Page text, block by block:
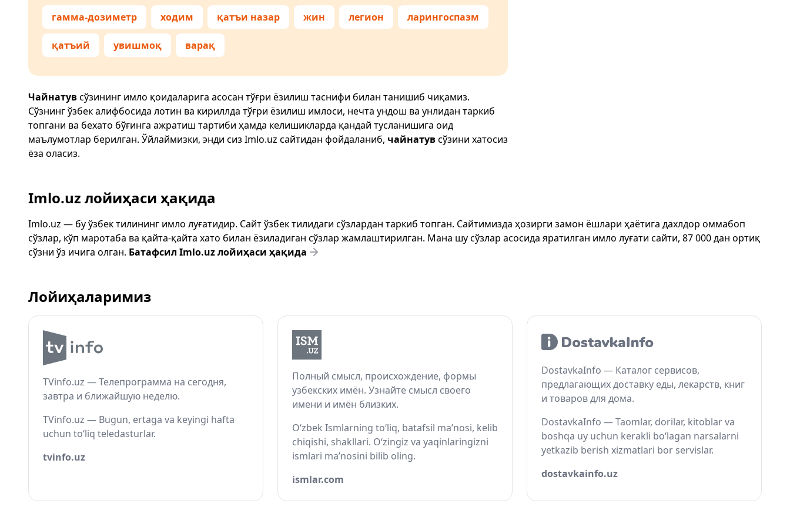
гамма-дозиметр ходим қатъи назар жин легион ларингоспазм
қатъий увишмоқ варақ
Чайнатувсўзининг имло қоидаларига асосан тўғри ёзилиш таснифи билан танишиб чиқамиз.
Сўзнинг ўзбек алифбосида лотин ва кириллда тўғри ёзилиш имлоси, нечта ундош ва унлидан таркиб
топгани ва бехато бўғинга ажратиш тартиби ҳамда келишикларда қандай тусланишига оид
маълумотлар берилган. Ўйлаймизки, энди сиз Imlo.uz сайтидан фойдаланиб, чайнатувсўзини хатосиз
ёза оласиз.
Imlo.uz лойиҳаси ҳақида
Imlo.uz — бу ўзбек тилининг имло луғатидир. Сайт ўзбек тилидаги сўзлардан таркиб топган. Сайтимизда ҳозирги замон ёшлари ҳаётига дахлдор оммабоп
сўзлар, кўп маротаба ва қайта-қайта хато билан ёзиладиган сўзлар жамлаштирилган. Мана шу сўзлар асосида яратилган имло луғати сайти, 87 000 дан ортиқ
сўзни ўз ичига олган. Батафсил Imlo.uz лойиҳаси ҳақида
Лойиҳаларимиз
TVinfo.uz — Телепрограмма на сегодня,
завтра и ближайшую неделю.
TVinfo.uz — Bugun, ertaga va keyingi hafta
uchun to‘liq teledasturlar.
tvinfo.uz
Полный смысл, происхождение, формы
узбекских имён. Узнайте смысл своего
имени и имён близких.
O‘zbek Ismlarning to‘liq, batafsil ma’nosi, kelib
chiqishi, shakllari. O‘zingiz va yaqinlaringizni
ismlari ma’nosini bilib oling.
ismlar.com
DostavkaInfo — Каталог сервисов,
предлагающих доставку еды, лекарств, книг
и товаров для дома.
DostavkaInfo — Taomlar, dorilar, kitoblar va
boshqa uy uchun kerakli bo‘lagan narsalarni
yetkazib berish xizmatlari bor servislar.
dostavkainfo.uz